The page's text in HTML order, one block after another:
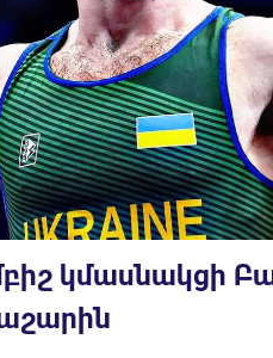
կմասնակցի